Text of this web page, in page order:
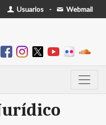
Usuarios - Webmail